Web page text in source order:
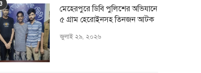
3
মেহেরপুরে ডিবি পুলিশের অভিযানে
৫ গ্রাম হেরোইনসহ তিনজন আটক
জুলাই ২৯, ২০২৬